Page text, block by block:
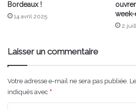
Bordeaux !
14 avril 2025
2
Laisser un commentaire
Votre adresse e-mail ne sera pas publiée.
indiqués avec *